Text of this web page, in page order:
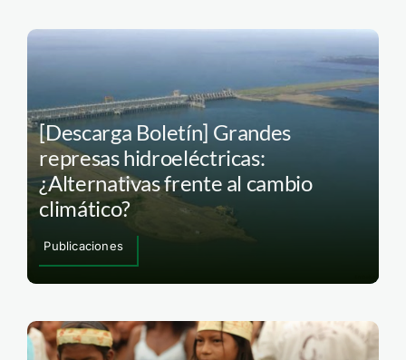
[Descarga Boletín] Grandes
represas hidroeléctricas:
¿Alternativas frente al cambio
climático?
Publicaciones